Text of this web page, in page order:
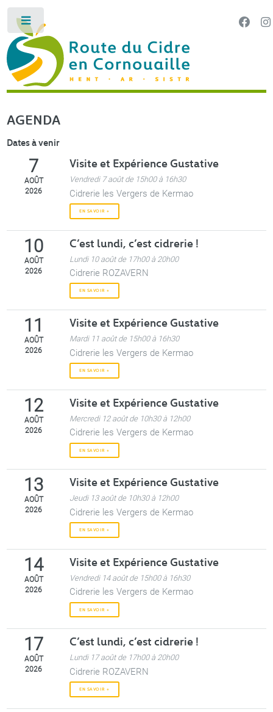
Panneau de gestion des cookies
LA ROUTE DU CIDRE EN CORNOUAILLE HENT AR
AGENDA
Dates à venir
7
AOÛT
2026
Visite et Expérience Gustative
Vendredi 7 août de 15h00 à 16h30
Cidrerie les Vergers de Kermao
EN SAVOIR +
10
AOÛT
2026
C’est lundi, c’est cidrerie !
Lundi 10 août de 17h00 à 20h00
Cidrerie ROZAVERN
EN SAVOIR +
11
AOÛT
2026
Visite et Expérience Gustative
Mardi 11 août de 15h00 à 16h30
Cidrerie les Vergers de Kermao
EN SAVOIR +
12
AOÛT
2026
Visite et Expérience Gustative
Mercredi 12 août de 10h30 à 12h00
Cidrerie les Vergers de Kermao
EN SAVOIR +
13
AOÛT
2026
Visite et Expérience Gustative
Jeudi 13 août de 10h30 à 12h00
Cidrerie les Vergers de Kermao
EN SAVOIR +
14
AOÛT
2026
Visite et Expérience Gustative
Vendredi 14 août de 15h00 à 16h30
Cidrerie les Vergers de Kermao
EN SAVOIR +
17
AOÛT
2026
C’est lundi, c’est cidrerie !
Lundi 17 août de 17h00 à 20h00
Cidrerie ROZAVERN
EN SAVOIR +